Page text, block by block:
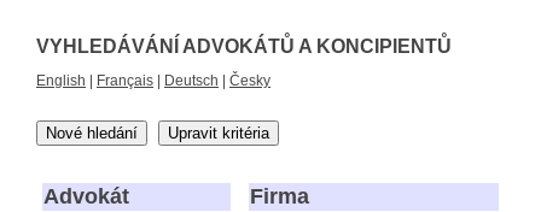
VYHLEDÁVÁNÍ ADVOKÁTŮ A KONCIPIENTŮ
English Français Deutsch Česky
Nové hledání Upravit kritéria
Advokát Firma